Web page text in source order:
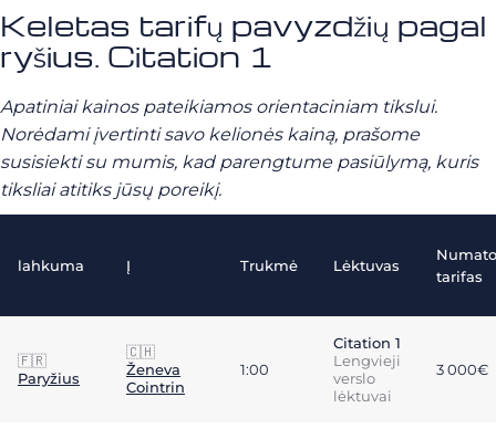
Keletas tarifų pavyzdžių pagal
ryšius. Citation 1
Apatiniai kainos pateikiamos orientaciniam tikslui.
Norėdami įvertinti savo kelionės kainą, prašome
susisiekti su mumis, kad parengtume pasiūlymą, kuris
tiksliai atitiks jūsų poreikį.
lahkuma Į Trukmė Lėktuvas
tarifas
🇫🇷
Paryžius
🇨🇭
Ženeva
Cointrin
1:00
Citation 1
Lengvieji
verslo
lėktuvai
3 000€